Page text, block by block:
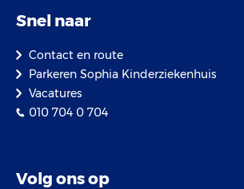
Snel naar
Contact en route
Parkeren Sophia Kinderziekenhuis
Vacatures
010 704 0 704
Volg ons op